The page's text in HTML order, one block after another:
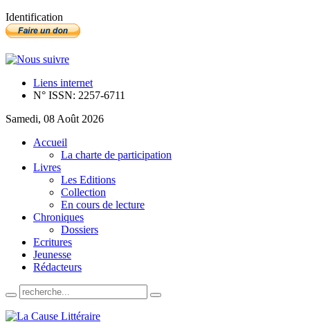
Identification
Liens internet
N° ISSN: 2257-6711
Samedi, 08 Août 2026
Accueil
La charte de participation
Livres
Les Editions
Collection
En cours de lecture
Chroniques
Dossiers
Ecritures
Jeunesse
Rédacteurs